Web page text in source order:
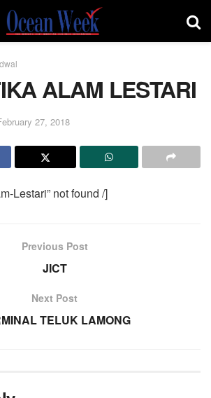
ALAM LESTARI
27, 2018
Lestari” not found /]
Previous Post
JICT
Next Post
TELUK LAMONG